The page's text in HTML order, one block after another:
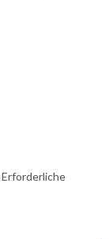
Erforderliche